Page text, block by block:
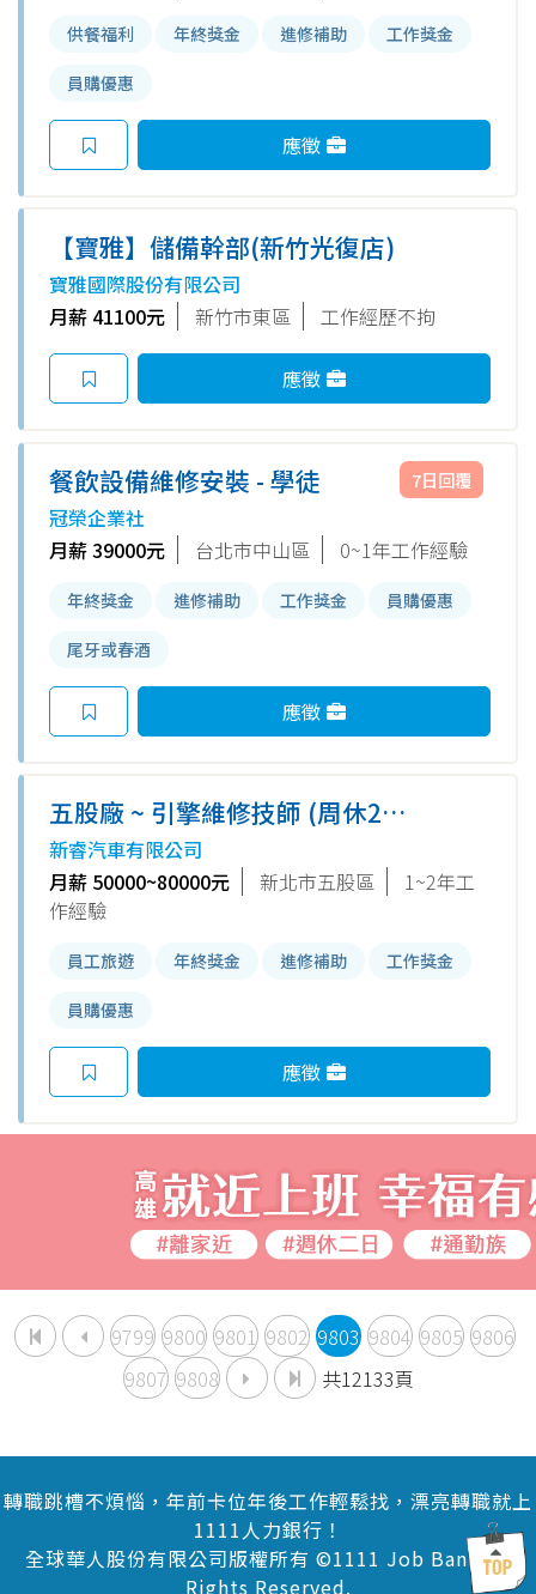
供餐福利 年終獎金 進修補助 工作獎金
員購優惠
應徵
【寶雅】儲備幹部(新竹光復店)
寶雅國際股份有限公司
月薪 41100元
新竹市東區 工作經歷不拘
應徵
餐飲設備維修安裝 - 學徒
冠榮企業社
月薪 39000元
台北市中山區 0~1年工作經驗
年終獎金 進修補助 工作獎金 員購優惠
尾牙或春酒
7日回覆
應徵
五股廠 ~ 引擎維修技師 (周休2日
保障薪5萬起)
新睿汽車有限公司
月薪 50000~80000元
新北市五股區
1~2年工
作經驗
員工旅遊 年終獎金 進修補助 工作獎金
員購優惠
應徵
9799 9800 9801 9802 9803 9804 9805 9806
9807 9808 共12133頁
轉職跳槽不煩惱，年前卡位年後工作輕鬆找，漂亮轉職就上
1111人力銀行！
全球華人股份有限公司版權所有 ©1111 Job Bank All
Rights Reserved.